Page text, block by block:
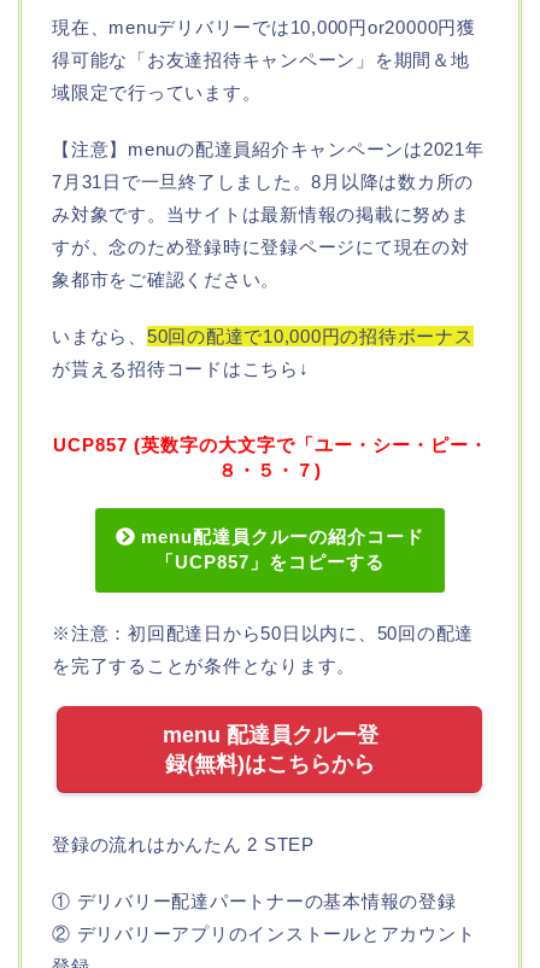
現在、menuデリバリーでは10,000円or20000円獲
得可能な「お友達招待キャンペーン」を期間＆地
域限定で行っています。
【注意】menuの配達員紹介キャンペーンは2021年
7月31日で一旦終了しました。8月以降は数カ所の
み対象です。当サイトは最新情報の掲載に努めま
すが、念のため登録時に登録ページにて現在の対
象都市をご確認ください。
いまなら、 50回の配達で10,000円の招待ボーナス
が貰える招待コードはこちら↓
UCP857 (英数字の大文字で「ユー・シー・ピー・
８・５・７)
menu配達員クルーの紹介コード
「UCP857」をコピーする
※注意：初回配達日から50日以内に、50回の配達
を完了することが条件となります。
menu 配達員クルー登
録(無料)はこちらから
登録の流れはかんたん 2 STEP
① デリバリー配達パートナーの基本情報の登録
② デリバリーアプリのインストールとアカウント